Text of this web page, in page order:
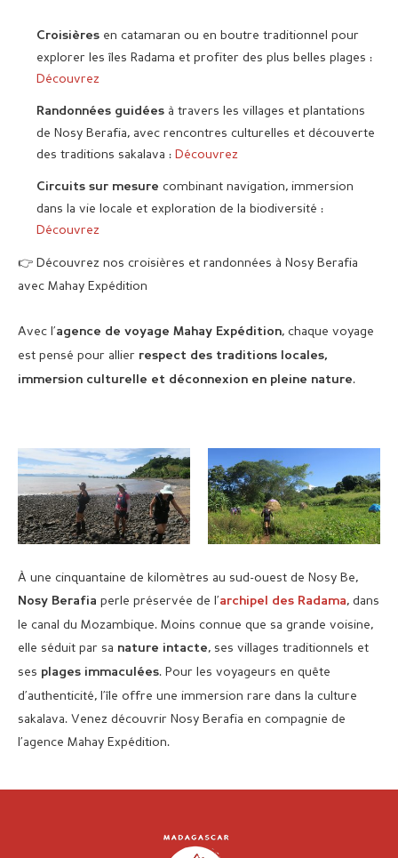
Croisières en catamaran ou en boutre traditionnel pour
explorer les îles Radama et profiter des plus belles plages :
Découvrez
Randonnées guidées à travers les villages et plantations
de Nosy Berafia, avec rencontres culturelles et découverte
des traditions sakalava : Découvrez
Circuits sur mesure combinant navigation, immersion
dans la vie locale et exploration de la biodiversité :
Découvrez
👉 Découvrez nos croisières et randonnées à Nosy Berafia
avec Mahay Expédition
Avec l’agence de voyage Mahay Expédition, chaque voyage
est pensé pour allier respect des traditions locales,
immersion culturelle et déconnexion en pleine nature.
À une cinquantaine de kilomètres au sud-ouest de Nosy Be,
Nosy Berafia perle préservée de l’archipel des Radama, dans
le canal du Mozambique. Moins connue que sa grande voisine,
elle séduit par sa nature intacte, ses villages traditionnels et
ses plages immaculées. Pour les voyageurs en quête
d’authenticité, l’île offre une immersion rare dans la culture
sakalava. Venez découvrir Nosy Berafia en compagnie de
l’agence Mahay Expédition.